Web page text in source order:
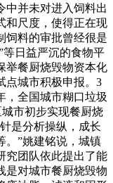
中并未对进入饲料出
和尺度，使得正在现
饲料的审批曾经很是
等日益严沉的食物平
举餐厨烧毁物资本化
点城市积极申报。3
，全国城市糊口垃圾
市初步实现餐厨烧
是分析操纵，成长
。”姚建铭说，城镇
究团队依此提出了能
是对城市餐厨烧毁物